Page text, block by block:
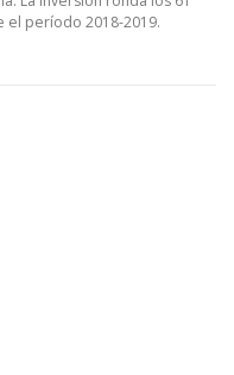
el período 2018-2019.